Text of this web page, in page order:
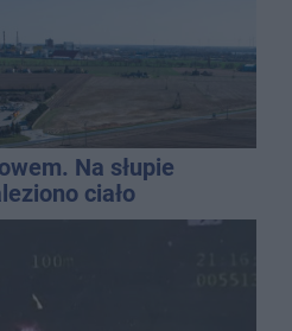
Na słupie
ciało